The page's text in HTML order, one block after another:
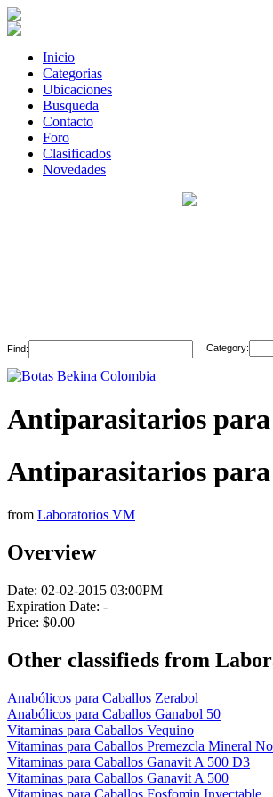
Inicio
Categorias
Ubicaciones
Busqueda
Contacto
Foro
Clasificados
Novedades
Find: Category:
Antiparasitarios
Antiparasitarios
from Laboratorios VM
Overview
Date: 02-02-2015 03:00PM
Expiration Date: -
Price: $0.00
Other classifieds from
Anabólicos para Caballos Zerabol
Anabólicos para Caballos Ganabol 50
Vitaminas para Caballos Vequino
Vitaminas para Caballos Premezcla Mineral
Vitaminas para Caballos Ganavit A 500 D3
Vitaminas para Caballos Ganavit A 500
Vitaminas para Caballos Fosfomin Inyectable